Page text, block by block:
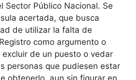
Sector Público Nacional. Se
acertada, que busca
de utilizar la falta de
como argumento o
de un puesto o vedar
personas que pudiesen estar
obtenerlo, aun sin figurar en